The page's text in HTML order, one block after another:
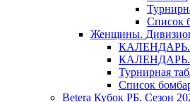
Список
Женщины.
КАЛЕНДАРЬ.
КАЛЕНДАРЬ.
Турнирная
Список
Betera Кубок РБ. Сезон